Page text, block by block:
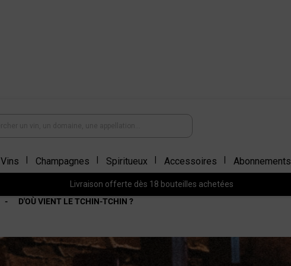
Vins Champagnes Spiritueux Accessoires Abonnements
Livraison offerte dès 18 bouteilles achetées
D'OÙ VIENT LE TCHIN-TCHIN ?